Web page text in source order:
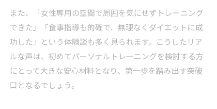
また、「女性専用の空間で周囲を気にせずトレーニング
できた」「食事指導も的確で、無理なくダイエットに成
功した」という体験談も多く見られます。こうしたリア
ルな声は、初めてパーソナルトレーニングを検討する方
にとって大きな安心材料となり、第一歩を踏み出す突破
口となるでしょう。